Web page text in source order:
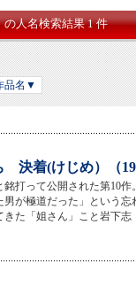
の人名検索結果 1 件
品名▼
決着(けじめ）（
銘打って公開された第10作
男が極道だった」という
きた「姐さん」こと岩下志